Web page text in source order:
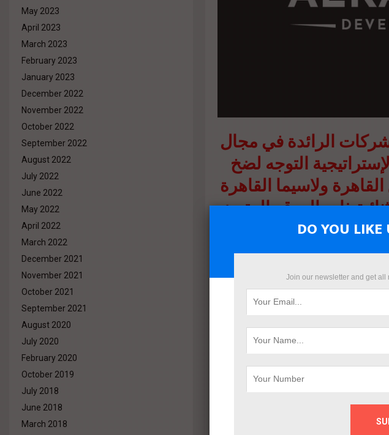
الرائدة في مجال
التوجه لضخ
ولاسيما القاهرة
ذات الموقع المتميز
المشروع هو أحد أهم
ضوئها تسويق وبيع
وفريد من نوعه يمثل
وسمعة الشركة
من المشروعات تضاف لسابقة
توفير كل متطلبات العملاء من حيث
معيار الجودة و الدقة هو المعيار
وخدمة ما بعد البيع.
May 2023
April 2023
March 2023
February 2023
January 2023
December 2022
November 2022
October 2022
September 2022
August 2022
July 2022
June 2022
May 2022
April 2022
March 2022
December 2021
November 2021
October 2021
September 2021
August 2020
July 2020
February 2020
October 2019
July 2018
June 2018
March 2018
DO YOU LIKE
Join our newsletter and get all